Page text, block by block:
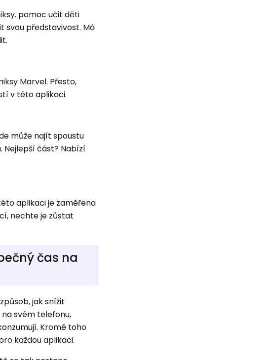
pomoc učit děti
svou představivost. Má
Marvel. Přesto,
v této aplikaci.
může najít spoustu
část? Nabízí
aplikaci je zaměřena
nechte je zůstat
čas na
jak snížit
svém telefonu,
Kromě toho
každou aplikaci.